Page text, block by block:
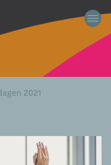
2021